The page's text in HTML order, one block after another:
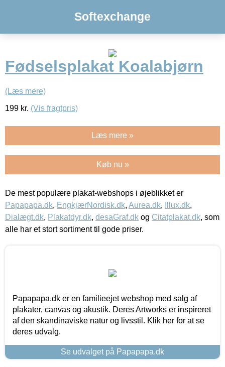
Softexchange
Fødselsplakat Koalabjørn
(Læs mere)
199 kr. (Vis fragtpris)
Læs mere »
Køb nu »
De mest populære plakat-webshops i øjeblikket er
Papapapa.dk, EngkjærNordisk.dk, Aurea.dk, Illux.dk,
Dialægt.dk, Plakatdyr.dk, desaGraf.dk og Citatplakat.dk, som
alle har et stort sortiment til gode priser.
Papapapa.dk er en familieejet webshop med salg af
plakater, canvas og akustik. Deres Artworks er inspireret
af den skandinaviske natur og livsstil. Klik her for at se
deres udvalg.
Se udvalget på Papapapa.dk